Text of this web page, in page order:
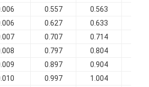
магнитный провод
0.557 0.563
0.627 0.633
0.707 0.714
0.797 0.804
0.897 0.904
0.997 1.004